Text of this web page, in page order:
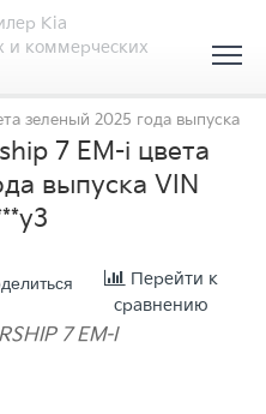
Kia
и коммерческих
зеленый 2025 года выпуска
7 EM-i цвета
выпуска VIN
Перейти к
сравнению
7 EM-I